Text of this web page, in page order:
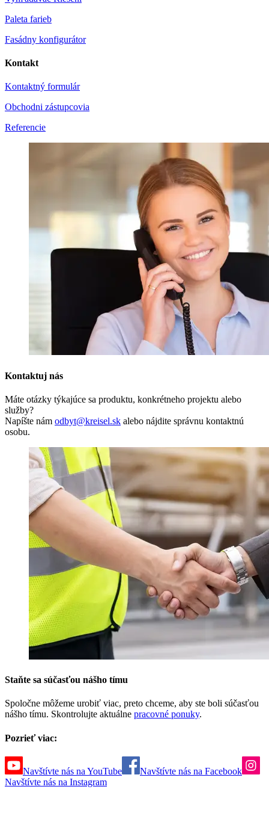
Paleta farieb
Fasádny konfigurátor
Kontakt
Kontaktný formulár
Obchodni zástupcovia
Referencie
Kontaktuj nás
Máte otázky týkajúce sa produktu, konkrétneho projektu alebo
služby?
Napíšte nám odbyt@kreisel.sk alebo nájdite správnu kontaktnú
osobu.
Staňte sa súčasťou nášho tímu
Spoločne môžeme urobiť viac, preto chceme, aby ste boli súčasťou
nášho tímu. Skontrolujte aktuálne pracovné ponuky.
Pozrieť viac:
Navštívte nás na YouTube
Navštívte nás na Facebook
Navštívte nás na Instagram